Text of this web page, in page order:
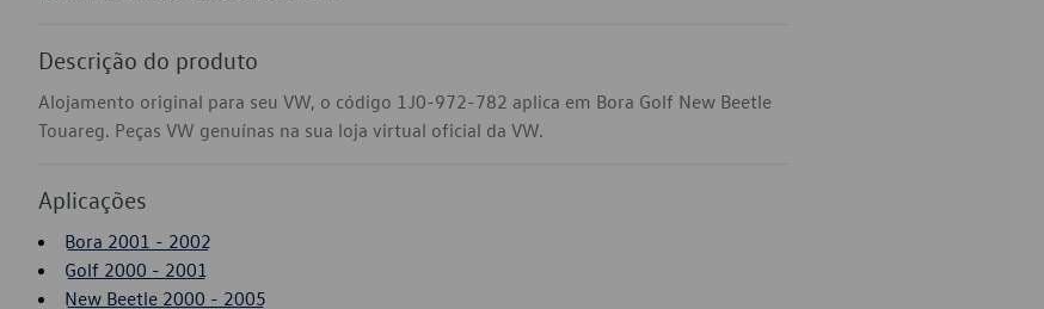
Descrição do produto
Alojamento original para seu VW, o código 1J0-972-782 aplica em Bora Golf New Beetle
Touareg. Peças VW genuínas na sua loja virtual oficial da VW.
Aplicações
Bora 2001 - 2002
Golf 2000 - 2001
New Beetle 2000 - 2005